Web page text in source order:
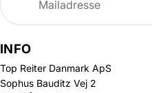
INFO
Top Reiter Danmark ApS
Sophus Bauditz Vej 2